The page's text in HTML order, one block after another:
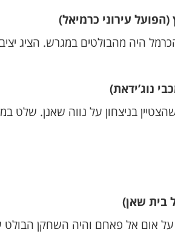
עירוני כרמיאל)
היה מהבולטים במגרש. הציג
נוג’ידאת)
בניצחון על נווה שאנן. שלט
בית שאן)